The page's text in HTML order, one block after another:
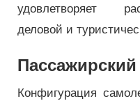
удовлетворяет
деловой и
Конфигурация